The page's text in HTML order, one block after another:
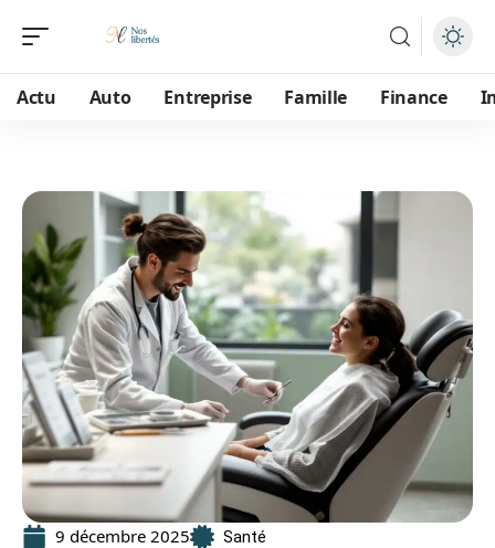
Actu Auto Entreprise Famille Finance
9 décembre 2025 Santé